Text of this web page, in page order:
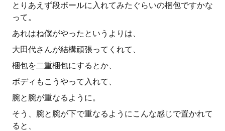
とりあえず段ボールに入れてみたぐらいの梱包ですかな
って。
あれはね僕がやったというよりは、
大田代さんが結構頑張ってくれて、
梱包を二重梱包にするとか、
ボディもこうやって入れて、
腕と腕が重なるように。
そう、腕と腕が下で重なるようにこんな感じで置かれて
ると、